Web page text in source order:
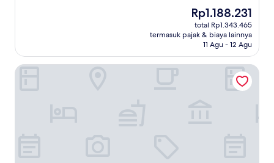
Harga
sekarang
Rp1.188.231
Rp1.188.231
total Rp1.343.465
termasuk pajak & biaya lainnya
11 Agu - 12 Agu
ibis Lyon Gare la Part Dieu